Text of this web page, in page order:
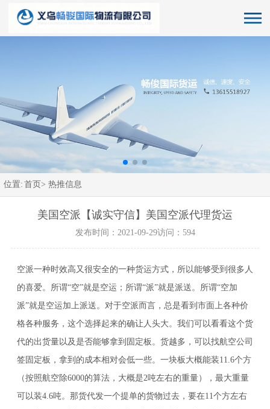
位置: 首页> 热推信息
美国空派【诚实守信】美国空派代理货运
发布时间：2021-09-29访问：594
空派一种时效高又很安全的一种货运方式，所以能够受到很多人
的喜爱。所谓“空”就是空运；所谓“派”就是派送。所谓“空加
派”就是空运加上派送。对于空派而言，总是看到市面上各种价
格各种服务，这个选择起来的确让人头大。我们可以看看这个货
代的出货量以及是否能够拿到固定板。货越多，可以找航空公司
签固定板，拿到的成本相对会低一些。一块板大概能装11.6个方
（按照航空除6000的算法，大概是2吨左右的重量），最大重量
可以装4.6吨。那货代发一个提单的货物过去，要在11个方左右